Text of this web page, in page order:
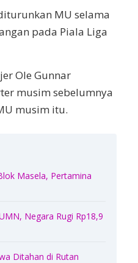
MU selama
pada Piala Liga
Ole Gunnar
musim sebelumnya
musim itu.
Masela, Pertamina
Negara Rugi Rp18,9
Ditahan di Rutan